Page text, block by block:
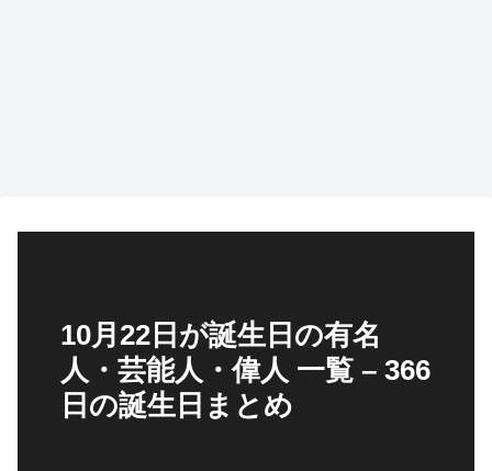
10月22日が誕生日の有名
人・芸能人・偉人 一覧 – 366
日の誕生日まとめ